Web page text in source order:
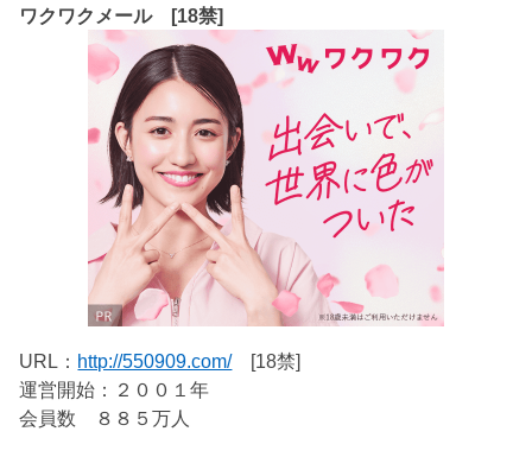
ワクワクメール [18禁]
URL： http://550909.com/[18禁]
運営開始：２００１年
会員数 ８８５万人